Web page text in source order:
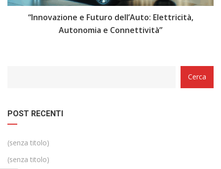
“Innovazione e Futuro dell’Auto: Elettricità,
Autonomia e Connettività”
Cerca
POST RECENTI
(senza titolo)
(senza titolo)